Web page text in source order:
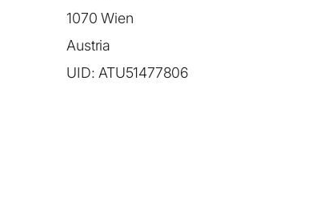
1070 Wien
Austria
UID: ATU51477806